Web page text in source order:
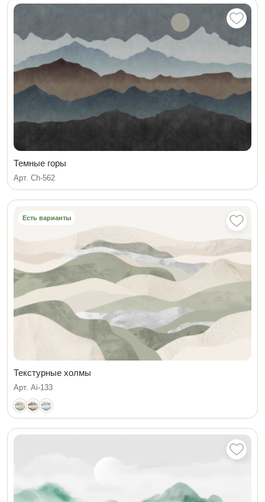
Темные горы
Арт. Ch-562
Есть варианты
Текстурные холмы
Арт. Ai-133